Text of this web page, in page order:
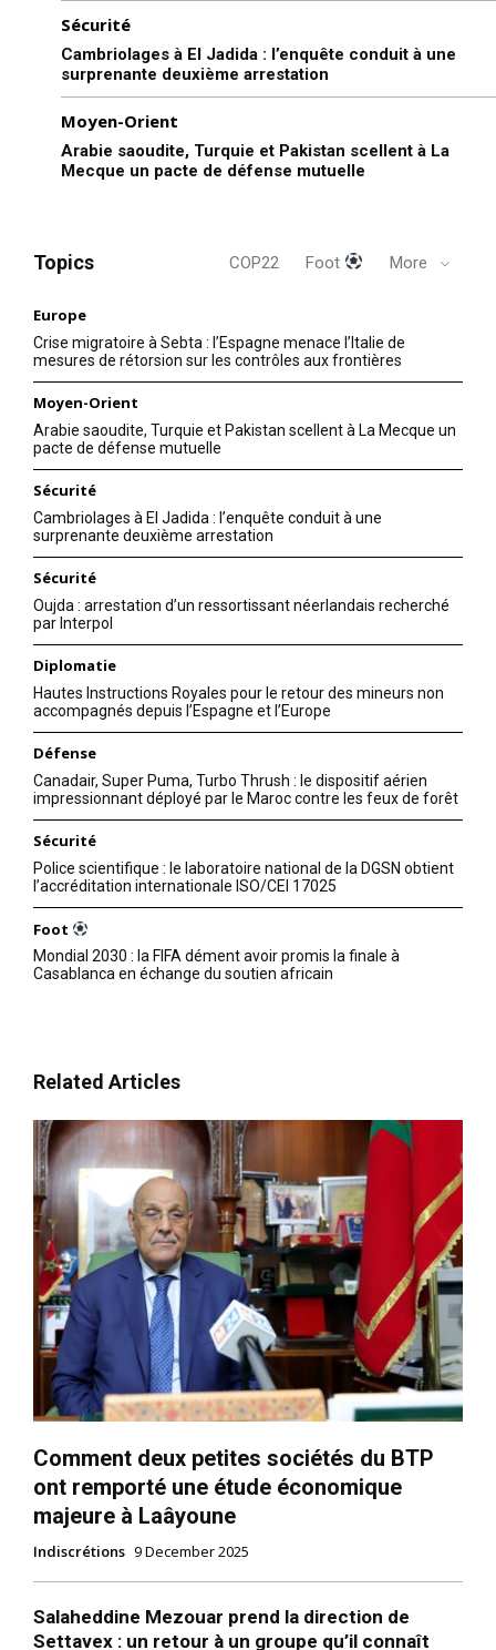
Sécurité
Cambriolages à El Jadida : l’enquête conduit à une
surprenante deuxième arrestation
Moyen-Orient
Arabie saoudite, Turquie et Pakistan scellent à La
Mecque un pacte de défense mutuelle
Topics COP22 Foot More
Europe
Crise migratoire à Sebta : l’Espagne menace l’Italie de
mesures de rétorsion sur les contrôles aux frontières
Moyen-Orient
Arabie saoudite, Turquie et Pakistan scellent à La Mecque un
pacte de défense mutuelle
Sécurité
Cambriolages à El Jadida : l’enquête conduit à une
surprenante deuxième arrestation
Sécurité
Oujda : arrestation d’un ressortissant néerlandais recherché
par Interpol
Diplomatie
Hautes Instructions Royales pour le retour des mineurs non
accompagnés depuis l’Espagne et l’Europe
Défense
Canadair, Super Puma, Turbo Thrush : le dispositif aérien
impressionnant déployé par le Maroc contre les feux de forêt
Sécurité
Police scientifique : le laboratoire national de la DGSN obtient
l’accréditation internationale ISO/CEI 17025
Foot
Mondial 2030 : la FIFA dément avoir promis la finale à
Casablanca en échange du soutien africain
Related Articles
Comment deux petites sociétés du BTP
ont remporté une étude économique
majeure à Laâyoune
Indiscrétions 9 December 2025
Salaheddine Mezouar prend la direction de
Settavex : un retour à un groupe qu’il connaît